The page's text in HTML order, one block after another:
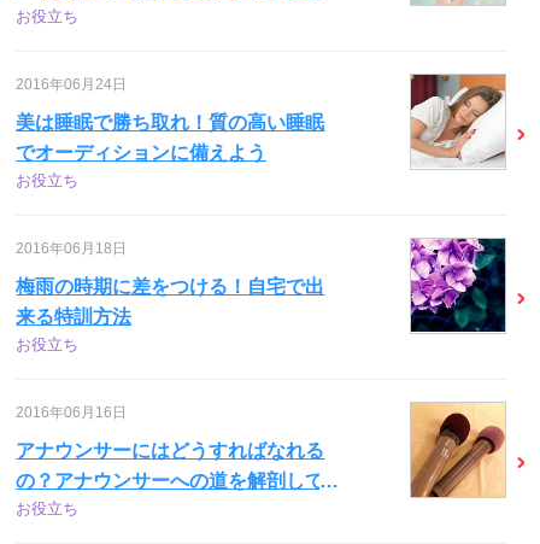
お役立ち
2016年06月24日
美は睡眠で勝ち取れ！質の高い睡眠
でオーディションに備えよう
お役立ち
2016年06月18日
梅雨の時期に差をつける！自宅で出
来る特訓方法
お役立ち
2016年06月16日
アナウンサーにはどうすればなれる
の？アナウンサーへの道を解剖して
みる
お役立ち